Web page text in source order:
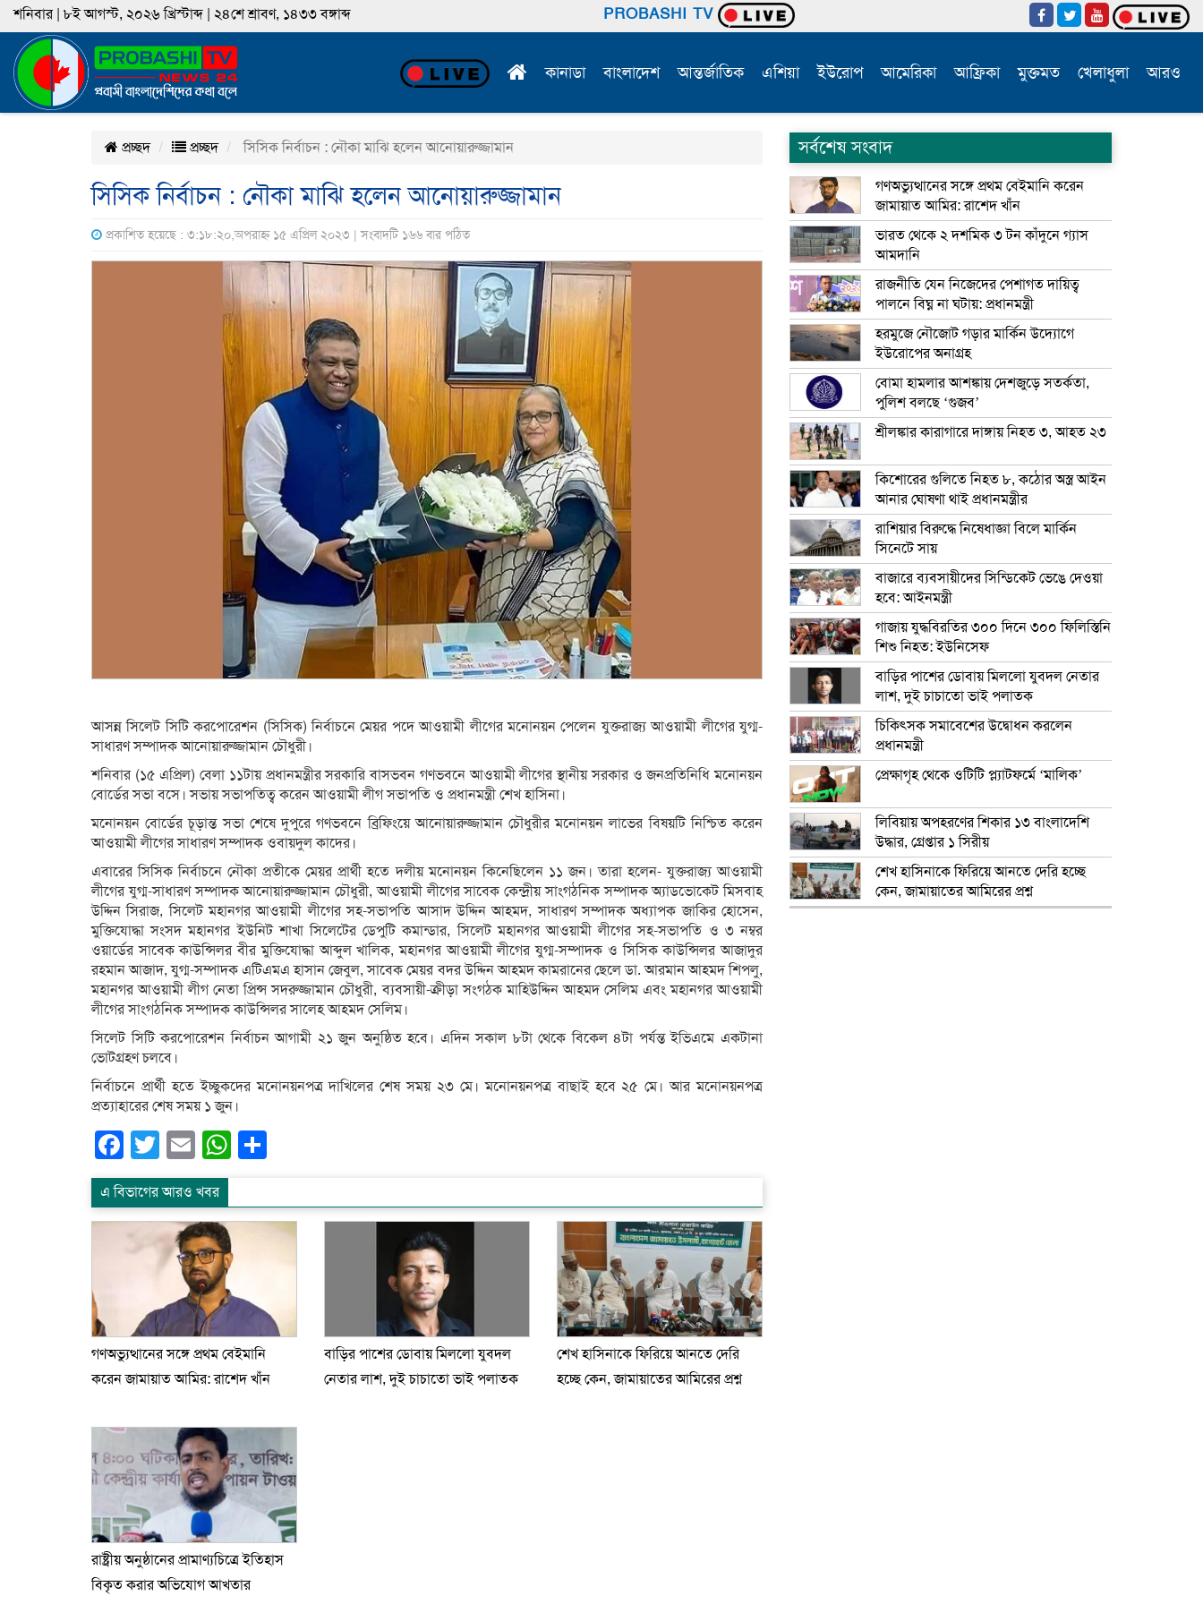
শনিবার | ৮ই আগস্ট, ২০২৬ খ্রিস্টাব্দ | ২৪শে শ্রাবণ, ১৪৩৩ বঙ্গাব্দ PROBASHI TV
কানাডা বাংলাদেশ আন্তর্জাতিক এশিয়া ইউরোপ আমেরিকা আফ্রিকা মুক্তমত খেলাধুলা আরও
প্রচ্ছদ প্রচ্ছদ সিসিক নির্বাচন : নৌকা মাঝি হলেন আনোয়ারুজ্জামান
সিসিক নির্বাচন : নৌকা মাঝি হলেন আনোয়ারুজ্জামান
প্রকাশিত হয়েছে : ৩:১৮:২০,অপরাহ্ন ১৫ এপ্রিল ২০২৩ | সংবাদটি ১৬৬ বার পঠিত
আসন্ন সিলেট সিটি করপোরেশন (সিসিক) নির্বাচনে মেয়র পদে আওয়ামী লীগের মনোনয়ন পেলেন যুক্তরাজ্য আওয়ামী লীগের যুগ্ম-
সাধারণ সম্পাদক আনোয়ারুজ্জামান চৌধুরী।
শনিবার (১৫ এপ্রিল) বেলা ১১টায় প্রধানমন্ত্রীর সরকারি বাসভবন গণভবনে আওয়ামী লীগের স্থানীয় সরকার ও জনপ্রতিনিধি মনোনয়ন
বোর্ডের সভা বসে। সভায় সভাপতিত্ব করেন আওয়ামী লীগ সভাপতি ও প্রধানমন্ত্রী শেখ হাসিনা।
মনোনয়ন বোর্ডের চূড়ান্ত সভা শেষে দুপুরে গণভবনে ব্রিফিংয়ে আনোয়ারুজ্জামান চৌধুরীর মনোনয়ন লাভের বিষয়টি নিশ্চিত করেন
আওয়ামী লীগের সাধারণ সম্পাদক ওবায়দুল কাদের।
এবারের সিসিক নির্বাচনে নৌকা প্রতীকে মেয়র প্রার্থী হতে দলীয় মনোনয়ন কিনেছিলেন ১১ জন। তারা হলেন- যুক্তরাজ্য আওয়ামী
লীগের যুগ্ম-সাধারণ সম্পাদক আনোয়ারুজ্জামান চৌধুরী, আওয়ামী লীগের সাবেক কেন্দ্রীয় সাংগঠনিক সম্পাদক অ্যাডভোকেট মিসবাহ
উদ্দিন সিরাজ, সিলেট মহানগর আওয়ামী লীগের সহ-সভাপতি আসাদ উদ্দিন আহমদ, সাধারণ সম্পাদক অধ্যাপক জাকির হোসেন,
মুক্তিযোদ্ধা সংসদ মহানগর ইউনিট শাখা সিলেটের ডেপুটি কমান্ডার, সিলেট মহানগর আওয়ামী লীগের সহ-সভাপতি ও ৩ নম্বর
ওয়ার্ডের সাবেক কাউন্সিলর বীর মুক্তিযোদ্ধা আব্দুল খালিক, মহানগর আওয়ামী লীগের যুগ্ম-সম্পাদক ও সিসিক কাউন্সিলর আজাদুর
রহমান আজাদ, যুগ্ম-সম্পাদক এটিএমএ হাসান জেবুল, সাবেক মেয়র বদর উদ্দিন আহমদ কামরানের ছেলে ডা. আরমান আহমদ শিপলু,
মহানগর আওয়ামী লীগ নেতা প্রিন্স সদরুজ্জামান চৌধুরী, ব্যবসায়ী-ক্রীড়া সংগঠক মাহিউদ্দিন আহমদ সেলিম এবং মহানগর আওয়ামী
লীগের সাংগঠনিক সম্পাদক কাউন্সিলর সালেহ আহমদ সেলিম।
সিলেট সিটি করপোরেশন নির্বাচন আগামী ২১ জুন অনুষ্ঠিত হবে। এদিন সকাল ৮টা থেকে বিকেল ৪টা পর্যন্ত ইভিএমে একটানা
ভোটগ্রহণ চলবে।
নির্বাচনে প্রার্থী হতে ইচ্ছুকদের মনোনয়নপত্র দাখিলের শেষ সময় ২৩ মে। মনোনয়নপত্র বাছাই হবে ২৫ মে। আর মনোনয়নপত্র
প্রত্যাহারের শেষ সময় ১ জুন।
Facebook
Twitter
EmailWhatsApp
এ বিভাগের আরও খবর
গণঅভ্যুত্থানের সঙ্গে প্রথম বেইমানি
করেন জামায়াত আমির: রাশেদ খাঁন
বাড়ির পাশের ডোবায় মিললো যুবদল
নেতার লাশ, দুই চাচাতো ভাই পলাতক
শেখ হাসিনাকে ফিরিয়ে আনতে দেরি
হচ্ছে কেন, জামায়াতের আমিরের প্রশ্ন
রাষ্ট্রীয় অনুষ্ঠানের প্রামাণ্যচিত্রে ইতিহাস
বিকৃত করার অভিযোগ আখতার
সর্বশেষ সংবাদ
গণঅভ্যুত্থানের সঙ্গে প্রথম বেইমানি করেন
জামায়াত আমির: রাশেদ খাঁন
ভারত থেকে ২ দশমিক ৩ টন কাঁদুনে গ্যাস
আমদানি
রাজনীতি যেন নিজেদের পেশাগত দায়িত্ব
পালনে বিঘ্ন না ঘটায়: প্রধানমন্ত্রী
হরমুজে নৌজোট গড়ার মার্কিন উদ্যোগে
ইউরোপের অনাগ্রহ
বোমা হামলার আশঙ্কায় দেশজুড়ে সতর্কতা,
পুলিশ বলছে ‘গুজব’
শ্রীলঙ্কার কারাগারে দাঙ্গায় নিহত ৩, আহত ২৩
কিশোরের গুলিতে নিহত ৮, কঠোর অস্ত্র আইন
আনার ঘোষণা থাই প্রধানমন্ত্রীর
রাশিয়ার বিরুদ্ধে নিষেধাজ্ঞা বিলে মার্কিন
সিনেটে সায়
বাজারে ব্যবসায়ীদের সিন্ডিকেট ভেঙে দেওয়া
হবে: আইনমন্ত্রী
গাজায় যুদ্ধবিরতির ৩০০ দিনে ৩০০ ফিলিস্তিনি
শিশু নিহত: ইউনিসেফ
বাড়ির পাশের ডোবায় মিললো যুবদল নেতার
লাশ, দুই চাচাতো ভাই পলাতক
চিকিৎসক সমাবেশের উদ্বোধন করলেন
প্রধানমন্ত্রী
প্রেক্ষাগৃহ থেকে ওটিটি প্ল্যাটফর্মে ‘মালিক’
লিবিয়ায় অপহরণের শিকার ১৩ বাংলাদেশি
উদ্ধার, গ্রেপ্তার ১ সিরীয়
শেখ হাসিনাকে ফিরিয়ে আনতে দেরি হচ্ছে
কেন, জামায়াতের আমিরের প্রশ্ন